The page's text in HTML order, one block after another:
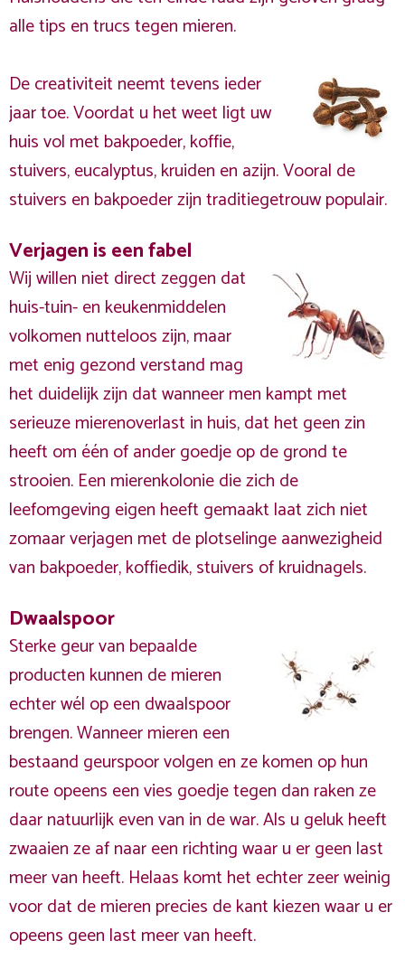
alle tips en trucs tegen mieren.
De creativiteit neemt tevens ieder
jaar toe. Voordat u het weet ligt uw
huis vol met bakpoeder, koffie,
stuivers, eucalyptus, kruiden en azijn. Vooral de
stuivers en bakpoeder zijn traditiegetrouw populair.
Verjagen is een fabel
Wij willen niet direct zeggen dat
huis-tuin- en keukenmiddelen
volkomen nutteloos zijn, maar
met enig gezond verstand mag
het duidelijk zijn dat wanneer men kampt met
serieuze mierenoverlast in huis, dat het geen zin
heeft om één of ander goedje op de grond te
strooien. Een mierenkolonie die zich de
leefomgeving eigen heeft gemaakt laat zich niet
zomaar verjagen met de plotselinge aanwezigheid
van bakpoeder, koffiedik, stuivers of kruidnagels.
Dwaalspoor
Sterke geur van bepaalde
producten kunnen de mieren
echter wél op een dwaalspoor
brengen. Wanneer mieren een
bestaand geurspoor volgen en ze komen op hun
route opeens een vies goedje tegen dan raken ze
daar natuurlijk even van in de war. Als u geluk heeft
zwaaien ze af naar een richting waar u er geen last
meer van heeft. Helaas komt het echter zeer weinig
voor dat de mieren precies de kant kiezen waar u er
opeens geen last meer van heeft.